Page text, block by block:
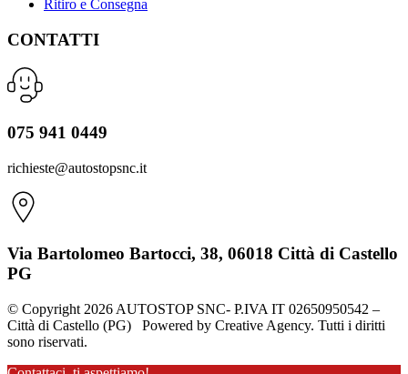
Ritiro e Consegna
CONTATTI
075 941 0449
richieste@autostopsnc.it
Via Bartolomeo Bartocci, 38, 06018 Città di Castello
PG
© Copyright 2026 AUTOSTOP SNC- P.IVA IT 02650950542 –
Città di Castello (PG) Powered by Creative Agency. Tutti i diritti
sono riservati.